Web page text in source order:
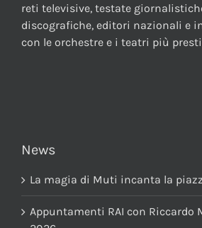
reti televisive, testate
discografiche, editori nazionali e
con le orchestre e i teatri più
News
La magia di Muti incanta la
Appuntamenti RAI con Riccardo